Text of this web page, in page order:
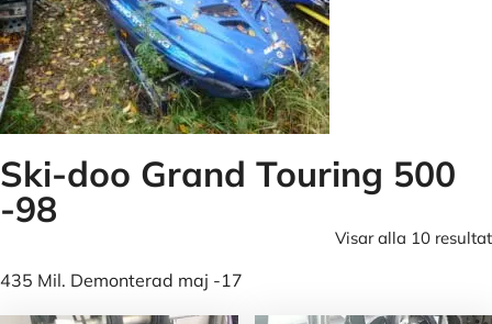
Ski-doo Grand Touring 500
-98
Visar alla 10 resultat
435 Mil. Demonterad maj -17